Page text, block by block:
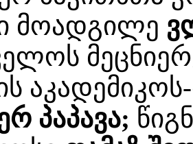
მოადგილე
პაპავა;